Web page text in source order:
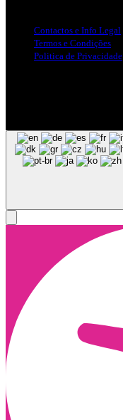
Contactos e Info Legal
Termos e Condições
Politica de Privacidade